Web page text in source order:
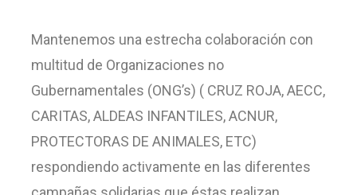
Mantenemos una estrecha colaboración con
multitud de Organizaciones no
Gubernamentales (ONG’s) ( CRUZ ROJA, AECC,
CARITAS, ALDEAS INFANTILES, ACNUR,
PROTECTORAS DE ANIMALES, ETC)
respondiendo activamente en las diferentes